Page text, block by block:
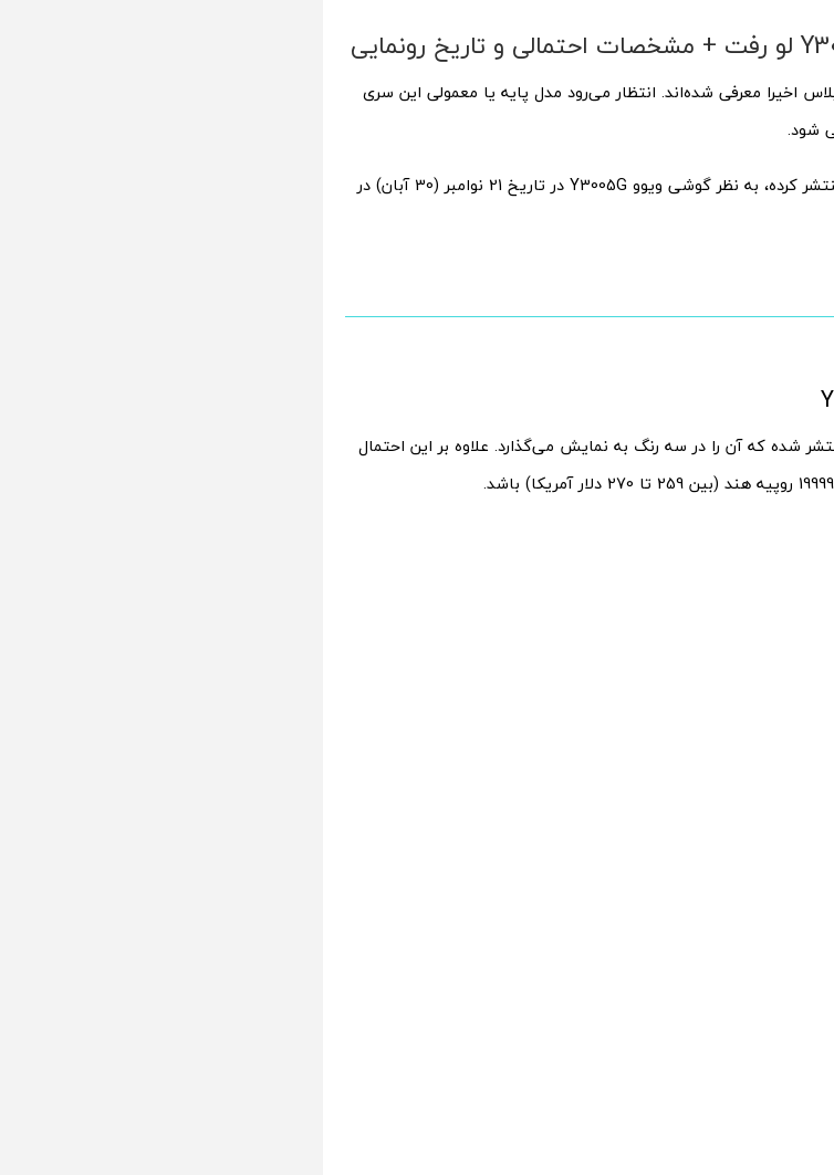
ویوو وای300 پرو و وای 300 پلاس اخیرا معرفی شده‌اند. انتظار می‌رود مدل پایه یا معمولی این سری
منتشر کرده، به نظر گوشی ویوو Y3005G در تاریخ 21 نوامبر (30 آبان) در
شده که آن را در سه رنگ به نمایش می‌گذارد. علاوه بر این احتمال